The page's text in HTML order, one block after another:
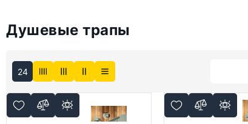
Душевые трапы
24